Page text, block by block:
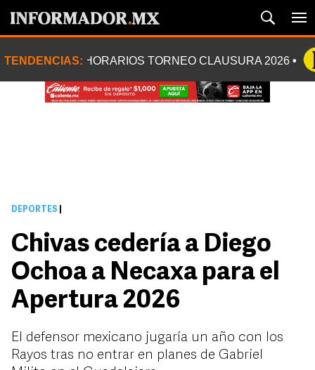
TENDENCIAS: HORARIOS TORNEO CLAUSURA 2026
DEPORTES
Chivas cedería a Diego
Ochoa a Necaxa para el
Apertura 2026
El defensor mexicano jugaría un año con los
Rayos tras no entrar en planes de Gabriel